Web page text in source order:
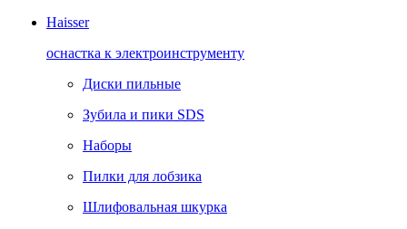
Haisser
оснастка к электроинструменту
Диски пильные
Зубила и пики SDS
Наборы
Пилки для лобзика
Шлифовальная шкурка